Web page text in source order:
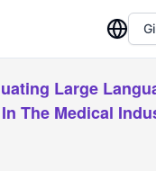
Large
The Medical